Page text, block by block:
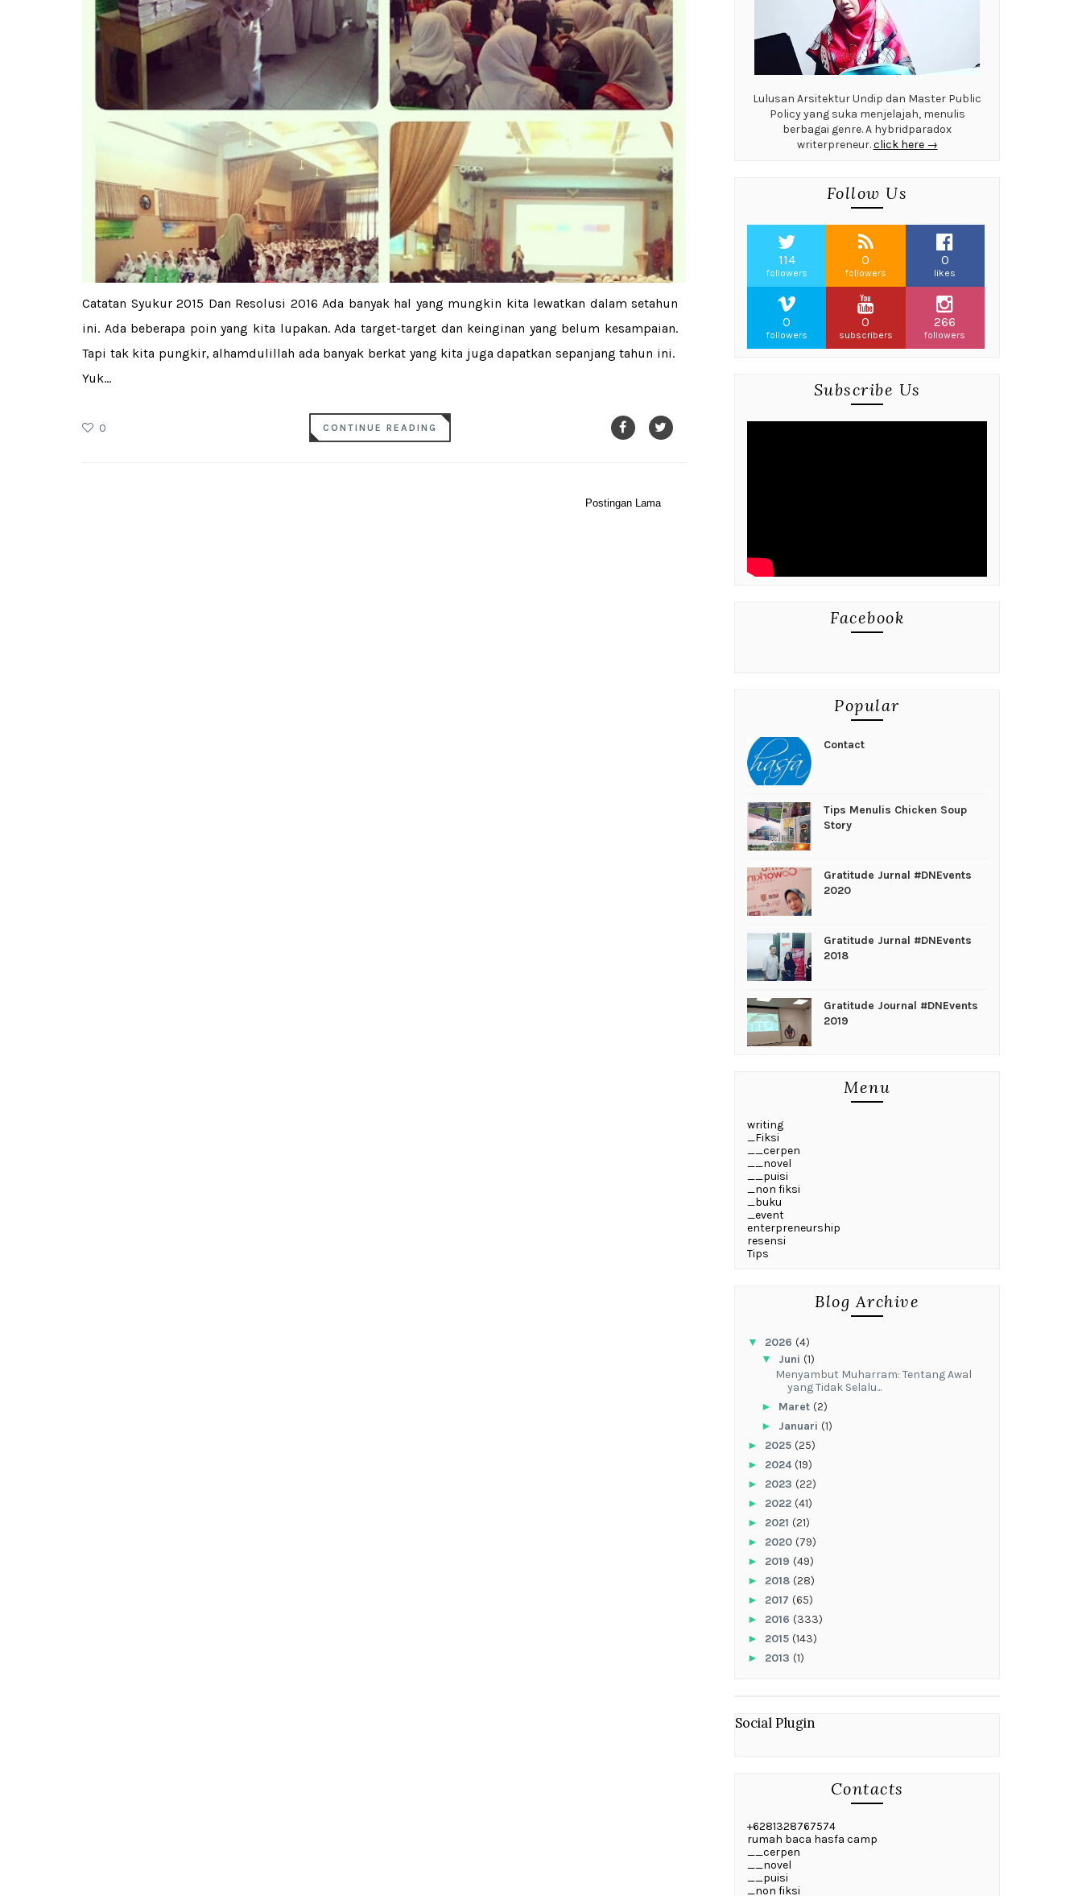
Catatan Syukur 2015 Dan Resolusi 2016 Ada banyak hal yang mungkin kita lewatkan dalam setahun
ini. Ada beberapa poin yang kita lupakan. Ada target-target dan keinginan yang belum kesampaian.
Tapi tak kita pungkir, alhamdulillah ada banyak berkat yang kita juga dapatkan sepanjang tahun ini.
Yuk...
0 CONTINUE READING
Postingan Lama
Lulusan Arsitektur Undip dan Master Public
Policy yang suka menjelajah, menulis
berbagai genre. A hybridparadox
writerpreneur.click here →
Follow Us
114
followers
0
followers
0
likes
0
followers
0
subscribers
266
followers
Subscribe Us
Facebook
Popular
Contact
Tips Menulis Chicken Soup
Story
Gratitude Jurnal #DNEvents
2020
Gratitude Jurnal #DNEvents
2018
Gratitude Journal #DNEvents
2019
Menu
writing
_Fiksi
__cerpen
__novel
__puisi
_non fiksi
_buku
_event
enterpreneurship
resensi
Tips
Blog Archive
▼ 2026 (4)
▼ Juni (1)
Menyambut Muharram: Tentang Awal
yang Tidak Selalu...
► Maret (2)
► Januari (1)
► 2025 (25)
► 2024(19)
► 2023 (22)
► 2022 (41)
► 2021 (21)
► 2020 (79)
► 2019 (49)
► 2018 (28)
► 2017 (65)
► 2016 (333)
► 2015 (143)
► 2013 (1)
Social Plugin
Contacts
+6281328767574
rumah baca hasfa camp
__cerpen
__novel
__puisi
_non fiksi